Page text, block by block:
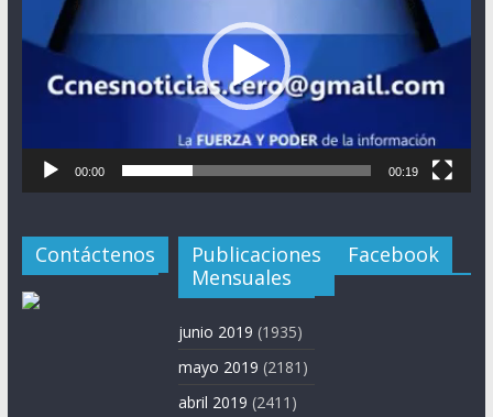
00:00 00:19
Contáctenos
Publicaciones
Mensuales
junio 2019 (1935)
mayo 2019 (2181)
abril 2019 (2411)
Facebook